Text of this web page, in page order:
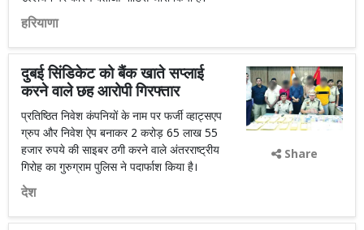
हरियाणा
दुबई सिंडिकेट को बैंक खाते सप्लाई
करने वाले छह आरोपी गिरफ्तार
प्रतिष्ठित निवेश कंपनियों के नाम पर फर्जी व्हाट्सएप
ग्रुप और निवेश ऐप बनाकर 2 करोड़ 65 लाख 55
हजार रुपये की साइबर ठगी करने वाले अंतरराष्ट्रीय
गिरोह का गुरुग्राम पुलिस ने पदार्फाश किया है।
देश
Share